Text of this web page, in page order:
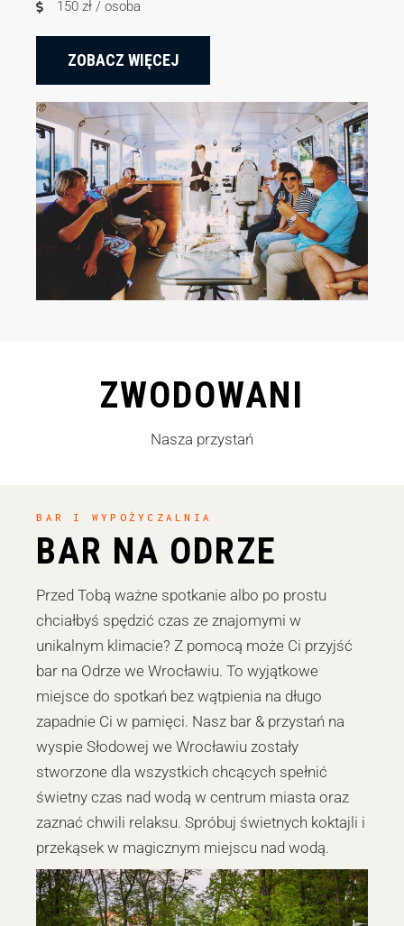
150 zł / osoba
ZOBACZ WIĘCEJ
ZWODOWANI
Nasza przystań
BAR I WYPOŻYCZALNIA
BAR NA ODRZE
Przed Tobą ważne spotkanie albo po prostu
chciałbyś spędzić czas ze znajomymi w
unikalnym klimacie? Z pomocą może Ci przyjść
bar na Odrze we Wrocławiu. To wyjątkowe
miejsce do spotkań bez wątpienia na długo
zapadnie Ci w pamięci. Nasz bar & przystań na
wyspie Słodowej we Wrocławiu zostały
stworzone dla wszystkich chcących spełnić
świetny czas nad wodą w centrum miasta oraz
zaznać chwili relaksu. Spróbuj świetnych koktajli i
przekąsek w magicznym miejscu nad wodą.